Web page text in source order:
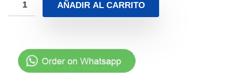
AÑADIR AL CARRITO